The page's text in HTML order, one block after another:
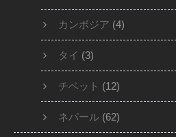
カンボジア (4)
タイ (3)
チベット (12)
ネパール (62)